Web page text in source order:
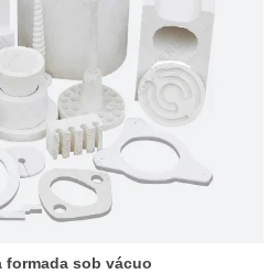
formada sob vácuo